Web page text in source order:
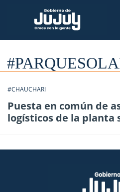
#CHAUCHARI
Puesta en común de
logísticos de la planta